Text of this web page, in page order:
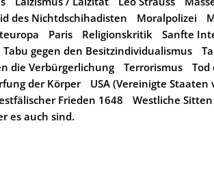
des Nichtdschihadisten
Moralpolizei
Paris Religionskritik
Sanfte
Tabu gegen den Besitzindividualismus
die Verbürgerlichung Terrorismus Tod
der Körper
USA (Vereinigte Staaten
Frieden 1648 Westliche Sitten
es auch sind.